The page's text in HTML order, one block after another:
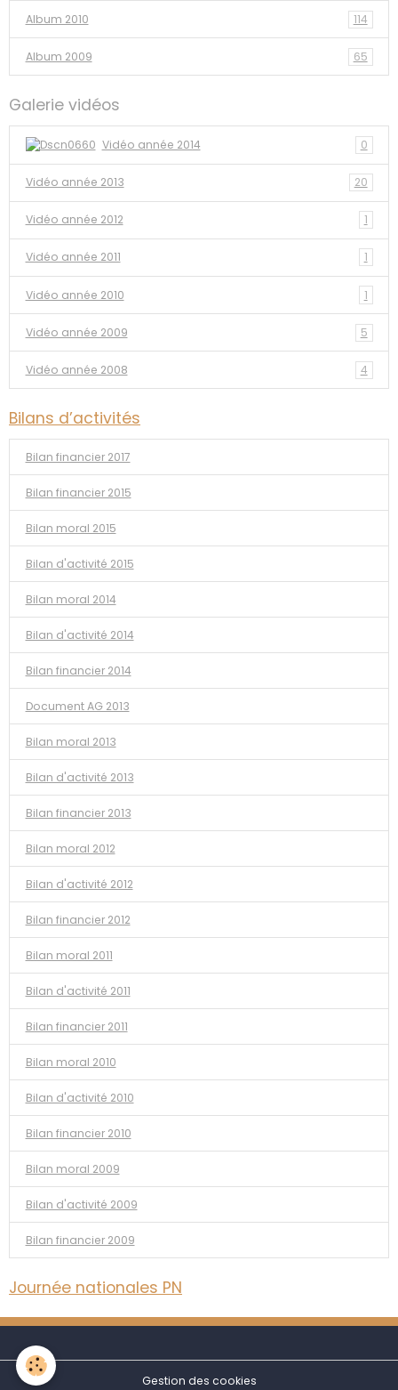
Album 2010 114
Album 2009 65
Galerie vidéos
Vidéo année 2014 0
Vidéo année 2013 20
Vidéo année 2012 1
Vidéo année 2011 1
Vidéo année 2010 1
Vidéo année 2009 5
Vidéo année 2008 4
Bilans d’activités
Bilan financier 2017
Bilan financier 2015
Bilan moral 2015
Bilan d'activité 2015
Bilan moral 2014
Bilan d'activité 2014
Bilan financier 2014
Document AG 2013
Bilan moral 2013
Bilan d'activité 2013
Bilan financier 2013
Bilan moral 2012
Bilan d'activité 2012
Bilan financier 2012
Bilan moral 2011
Bilan d'activité 2011
Bilan financier 2011
Bilan moral 2010
Bilan d'activité 2010
Bilan financier 2010
Bilan moral 2009
Bilan d'activité 2009
Bilan financier 2009
Journée nationales PN
Gestion des cookies